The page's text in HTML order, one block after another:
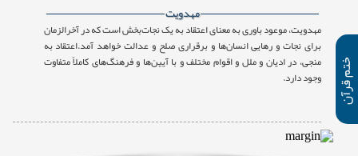
ختم قرآن
مهدویت
مهدویت، موعود باوری به معنای اعتقاد به یک نجات‌بخش است که در آخرالزمان
برای نجات و رهایی انسان‌ها و برقراری صلح و عدالت خواهد آمد.اعتقاد به
منجی، در ادیان و ملل و اقوام مختلف و با آیین‌ها و فرهنگ‌های کاملاً متفاوت
وجود دارد.